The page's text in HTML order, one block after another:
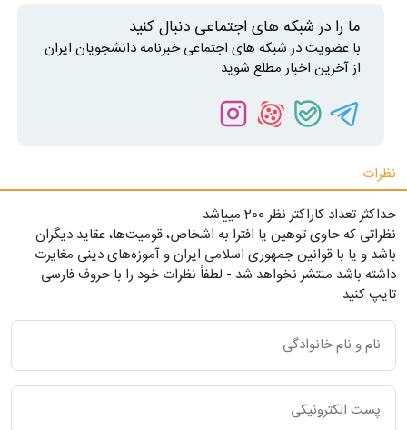
ما را در شبکه های اجتماعی دنبال کنید
با عضویت در شبکه های اجتماعی خبرنامه دانشجویان ایران
از آخرین اخبار مطلع شوید
نظرات
حداکثر تعداد کاراکتر نظر 200 ميياشد
نظراتی که حاوی توهین یا افترا به اشخاص، قومیت‌ها، عقاید دیگران
باشد و یا با قوانین جمهوری اسلامی ایران و آموزه‌های دینی مغایرت
داشته باشد منتشر نخواهد شد - لطفاً نظرات خود را با حروف فارسی
تایپ کنید